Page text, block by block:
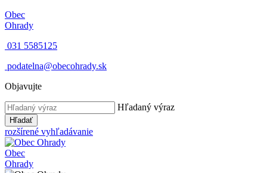
Obec
Ohrady
031 5585125
podatelna@obecohrady.sk
Objavujte
Hľadaný výraz
Hľadať
rozšírené vyhľadávanie
Obec
Ohrady